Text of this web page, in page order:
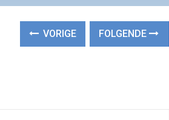
VORIGE FOLGENDE